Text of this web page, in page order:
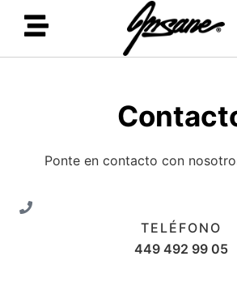
Ponte en contacto con
TELÉFONO
449 492 99 05